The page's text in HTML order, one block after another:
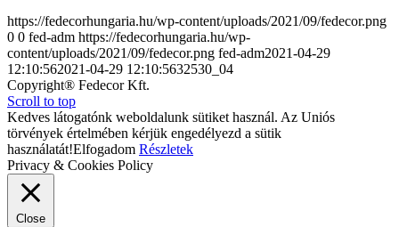
https://fedecorhungaria.hu/wp-content/uploads/2021/09/fedecor.png
0 0 fed-adm https://fedecorhungaria.hu/wp-
content/uploads/2021/09/fedecor.png fed-adm2021-04-29
12:10:562021-04-29 12:10:5632530_04
Copyright® Fedecor Kft.
Scroll to top
Kedves látogatónk weboldalunk sütiket használ. Az Uniós
törvények értelmében kérjük engedélyezd a sütik
használatát!Elfogadom Részletek
Privacy & Cookies Policy
Close